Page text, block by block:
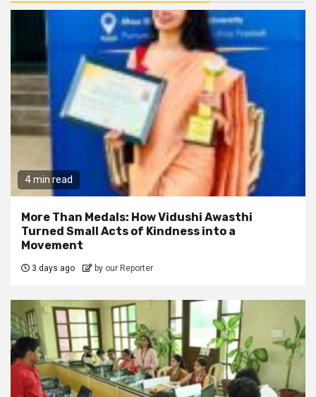
4 min read
More Than Medals: How Vidushi Awasthi
Turned Small Acts of Kindness into a
Movement
3 days ago by our Reporter